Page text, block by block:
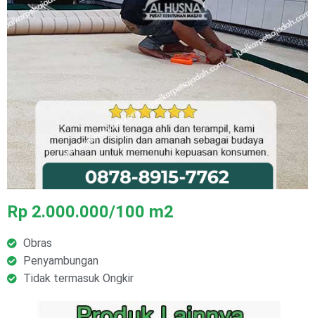
Rp 2.000.000/100 m2
Obras
Penyambungan
Tidak termasuk Ongkir